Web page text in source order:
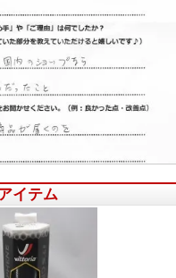
イテム